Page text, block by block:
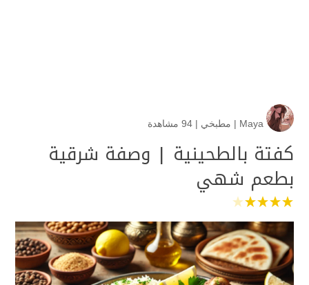
Maya
| مطبخي | 94 مشاهدة
كفتة بالطحينية | وصفة شرقية
بطعم شهي